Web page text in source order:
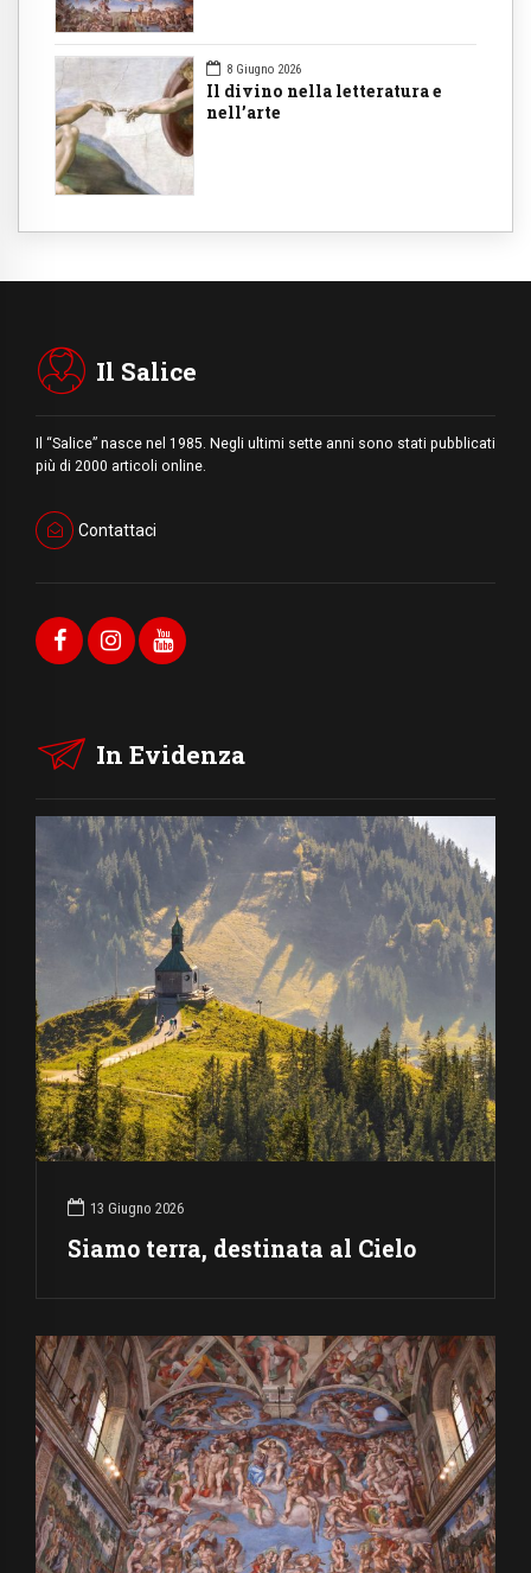
8 Giugno 2026
Il divino nella letteratura e
nell’arte
Il Salice
Il “Salice” nasce nel 1985. Negli ultimi sette anni sono stati pubblicati
più di 2000 articoli online.
Contattaci
In Evidenza
13 Giugno 2026
Siamo terra, destinata al Cielo